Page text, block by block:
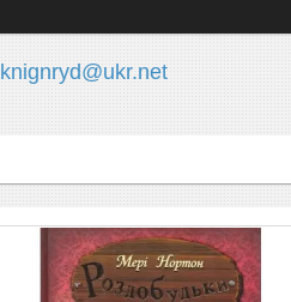
knignryd@ukr.net